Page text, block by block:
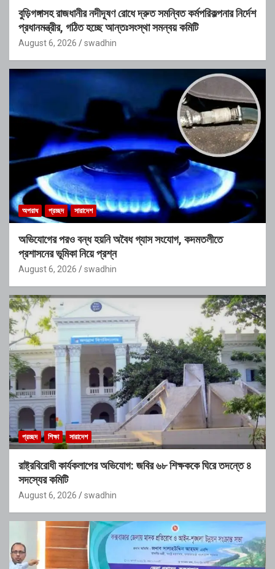
বুড়িগঙ্গাসহ রাজধানীর নদীদূষণ রোধে দ্রুত সমন্বিত কর্মপরিকল্পনার নির্দেশ
প্রধানমন্ত্রীর, গঠিত হচ্ছে আন্তঃসংস্থা সমন্বয় কমিটি
August 6, 2026 swadhin
অপরাধ প্রচ্ছদ সারাদেশ
অভিযোগের পরও বন্ধ হয়নি অবৈধ গ্যাস সংযোগ, কদমতলীতে
প্রশাসনের ভূমিকা নিয়ে প্রশ্ন
August 6, 2026 swadhin
প্রচ্ছদ শিক্ষা সারাদেশ
রাষ্ট্রবিরোধী কার্যকলাপের অভিযোগ: জবির ৬৮ শিক্ষককে ঘিরে তদন্তে ৪
সদস্যের কমিটি
August 6, 2026 swadhin